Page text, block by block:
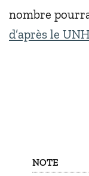
nombre
d’après le
NOTE